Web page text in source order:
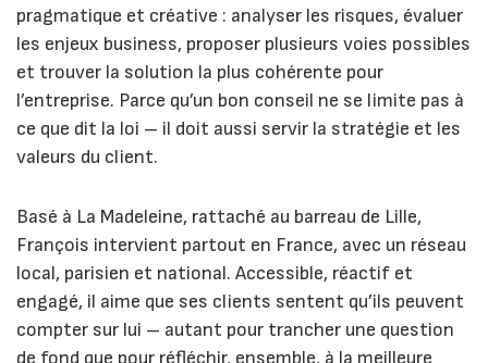
pragmatique et créative : analyser les risques, évaluer
les enjeux business, proposer plusieurs voies possibles
et trouver la solution la plus cohérente pour
l’entreprise. Parce qu’un bon conseil ne se limite pas à
ce que dit la loi – il doit aussi servir la stratégie et les
valeurs du client.
Basé à La Madeleine, rattaché au barreau de Lille,
François intervient partout en France, avec un réseau
local, parisien et national. Accessible, réactif et
engagé, il aime que ses clients sentent qu’ils peuvent
compter sur lui – autant pour trancher une question
de fond que pour réfléchir, ensemble, à la meilleure